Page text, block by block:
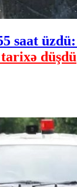
saat üzdü:
düşdü